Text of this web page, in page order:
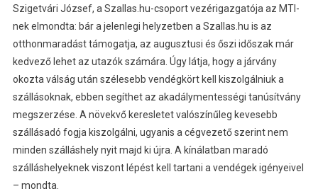
Szigetvári József, a Szallas.hu-csoport vezérigazgatója az MTI-
nek elmondta: bár a jelenlegi helyzetben a Szallas.hu is az
otthonmaradást támogatja, az augusztusi és őszi időszak már
kedvező lehet az utazók számára. Úgy látja, hogy a járvány
okozta válság után szélesebb vendégkört kell kiszolgálniuk a
szállásoknak, ebben segíthet az akadálymentességi tanúsítvány
megszerzése. A növekvő keresletet valószínűleg kevesebb
szállásadó fogja kiszolgálni, ugyanis a cégvezető szerint nem
minden szálláshely nyit majd ki újra. A kínálatban maradó
szálláshelyeknek viszont lépést kell tartani a vendégek igényeivel
– mondta.